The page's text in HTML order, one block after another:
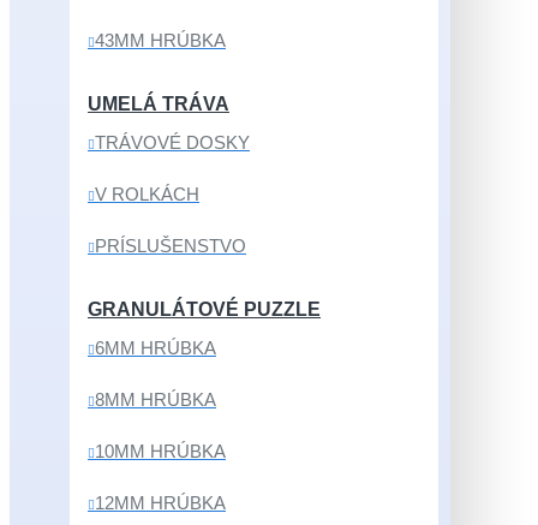
43MM HRÚBKA
UMELÁ TRÁVA
TRÁVOVÉ DOSKY
V ROLKÁCH
PRÍSLUŠENSTVO
GRANULÁTOVÉ PUZZLE
6MM HRÚBKA
8MM HRÚBKA
10MM HRÚBKA
12MM HRÚBKA